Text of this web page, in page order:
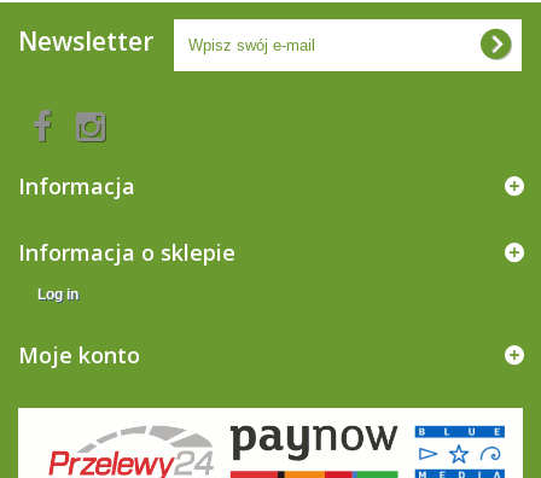
Newsletter
Informacja
Informacja o sklepie
Log in
Moje konto